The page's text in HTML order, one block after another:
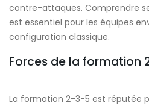
contre-attaques. Comprendre
est essentiel pour les équipes
configuration classique.
Forces de la formation
La formation 2-3-5 est réputée